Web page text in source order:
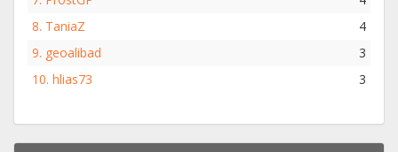
8. TaniaZ
4
9. geoalibad
3
10. hlias73 3